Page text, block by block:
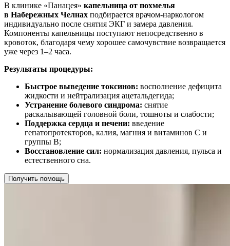
В клинике «Панацея» капельница от похмелья
в Набережных Челнах подбирается врачом-наркологом
индивидуально после снятия ЭКГ и замера давления.
Компоненты капельницы поступают непосредственно в
кровоток, благодаря чему хорошее самочувствие возвращается
уже через 1–2 часа.
Результаты процедуры:
Быстрое выведение токсинов: восполнение дефицита
жидкости и нейтрализация ацетальдегида;
Устранение болевого синдрома: снятие
раскалывающей головной боли, тошноты и слабости;
Поддержка сердца и печени: введение
гепатопротекторов, калия, магния и витаминов C и
группы B;
Восстановление сил: нормализация давления, пульса и
естественного сна.
Получить помощь